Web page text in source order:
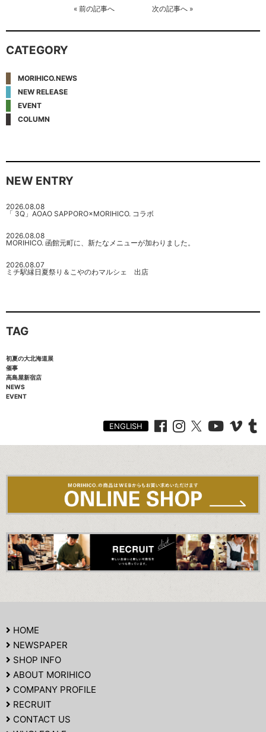
« 前の記事へ 次の記事へ»
CATEGORY
MORIHICO.NEWS
NEW RELEASE
EVENT
COLUMN
NEW ENTRY
2026.08.08
「 3Q」AOAO SAPPORO×MORIHICO. コラボ
2026.08.08
MORIHICO. 函館元町に、新たなメニューが加わりました。
2026.08.07
ミチ駅縁日夏祭り＆こやのわマルシェ 出店
TAG
初夏の大北海道展
催事
高島屋新宿店
NEWS
EVENT
ENGLISH
HOME
NEWSPAPER
SHOP INFO
ABOUT MORIHICO
COMPANY PROFILE
RECRUIT
CONTACT US